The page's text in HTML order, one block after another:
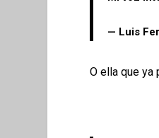
— Luis
O ella que ya